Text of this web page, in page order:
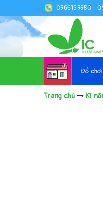
0966139550 -
Đồ chơi
Trang chủ Kĩ